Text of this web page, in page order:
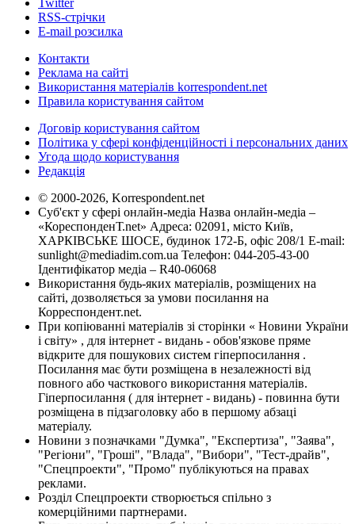
RSS-стрічки
E-mail розсилка
Контакти
Реклама на сайті
Використання матеріалів korrespondent.net
Правила користування сайтом
Договір користування сайтом
Політика у сфері конфіденційності і персональних даних
Угода щодо користування
Редакція
© 2000-2026, Korrespondent.net
Суб'єкт у сфері онлайн-медіа Назва онлайн-медіа –
«КореспонденТ.net» Адреса: 02091, місто Київ,
ХАРКІВСЬКЕ ШОСЕ, будинок 172-Б, офіс 208/1 E-mail:
sunlight@mediadim.com.ua Телефон: 044-205-43-00
Ідентифікатор медіа – R40-06068
Використання будь-яких матеріалів, розміщених на
сайті, дозволяється за умови посилання на
Корреспондент.net.
При копіюванні матеріалів зі сторінки « Новини України
і світу» , для інтернет - видань - обов'язкове пряме
відкрите для пошукових систем гіперпосилання .
Посилання має бути розміщена в незалежності від
повного або часткового використання матеріалів.
Гіперпосилання ( для інтернет - видань) - повинна бути
розміщена в підзаголовку або в першому абзаці
матеріалу.
Новини з позначками "Думка", "Експертиза", "Заява",
"Регіони", "Гроші", "Влада", "Вибори", "Тест-драйв",
"Спецпроекти", "Промо" публікуються на правах
реклами.
Розділ Спецпроекти створюється спільно з
комерційними партнерами.